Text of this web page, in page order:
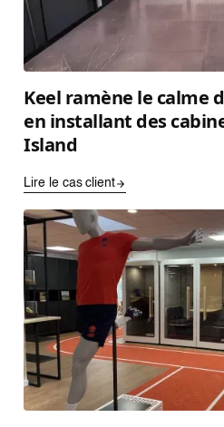
Keel ramène le calme
en installant des
Island
Lire le cas client